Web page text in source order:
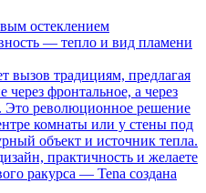
остеклением
— тепло и вид пламени
вызов традициям, предлагая
фронтальное, а через
Это революционное решение
комнаты или у стены под
объект и источник тепла.
практичность и желаете
ракурса — Tena создана